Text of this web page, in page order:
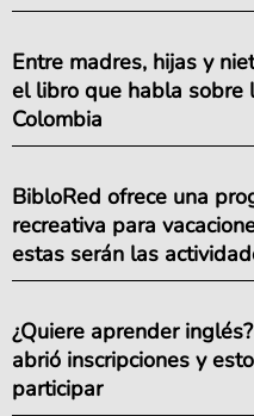
Entre madres, hijas y
el libro que habla sobre
Colombia
BibloRed ofrece una
recreativa para
estas serán las
¿Quiere aprender
abrió inscripciones y
participar